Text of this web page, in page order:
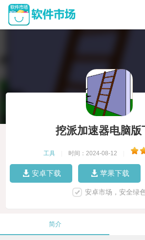
挖派加速器电脑版
工具 时间：2024-08-12
安卓下载 苹果下载
安卓市场，安全绿
简介